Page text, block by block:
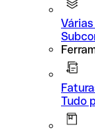
Tudo